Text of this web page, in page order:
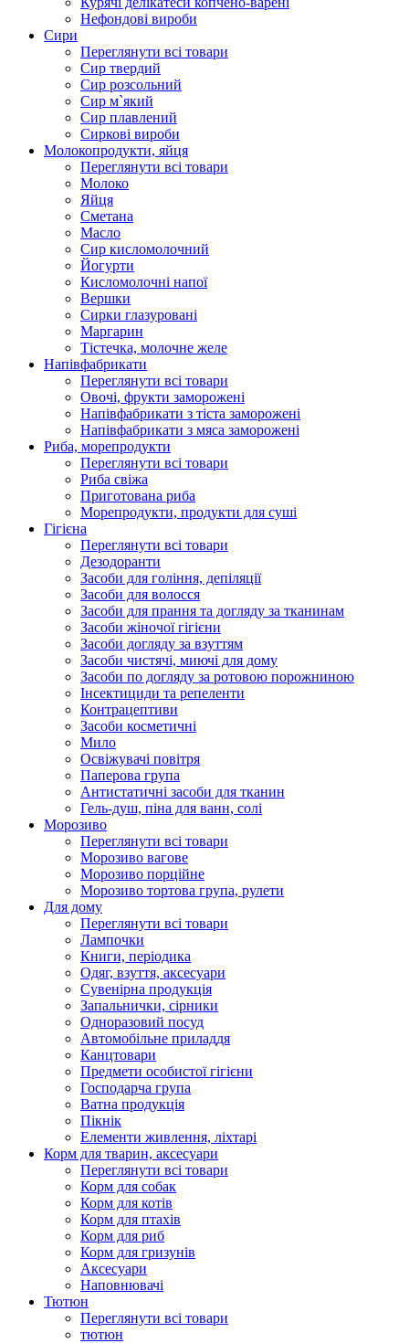
Нефондові вироби
Сири
Переглянути всі товари
Сир твердий
Сир розсольний
Сир м`який
Сир плавлений
Сиркові вироби
Молокопродукти, яйця
Переглянути всі товари
Молоко
Яйця
Сметана
Масло
Сир кисломолочний
Йогурти
Кисломолочні напої
Вершки
Сирки глазуровані
Маргарин
Тістечка, молочне желе
Напівфабрикати
Переглянути всі товари
Овочі, фрукти заморожені
Напівфабрикати з тіста заморожені
Напівфабрикати з мяса заморожені
Риба, морепродукти
Переглянути всі товари
Риба свіжа
Приготована риба
Морепродукти, продукти для суші
Гігієна
Переглянути всі товари
Дезодоранти
Засоби для гоління, депіляції
Засоби для волосся
Засоби для прання та догляду за тканинам
Засоби жіночої гігієни
Засоби догляду за взуттям
Засоби чистячі, миючі для дому
Засоби по догляду за ротовою порожниною
Інсектициди та репеленти
Контрацептиви
Засоби косметичні
Мило
Освіжувачі повітря
Паперова група
Антистатичні засоби для тканин
Гель-душ, піна для ванн, солі
Морозиво
Переглянути всі товари
Морозиво вагове
Морозиво порційне
Морозиво тортова група, рулети
Для дому
Переглянути всі товари
Лампочки
Книги, періодика
Одяг, взуття, аксесуари
Сувенірна продукція
Запальнички, сірники
Одноразовий посуд
Автомобільне приладдя
Канцтовари
Предмети особистої гігієни
Господарча група
Ватна продукція
Пікнік
Елементи живлення, ліхтарі
Корм для тварин, аксесуари
Переглянути всі товари
Корм для собак
Корм для котів
Корм для птахів
Корм для риб
Корм для гризунів
Аксесуари
Наповнювачі
Тютюн
Переглянути всі товари
тютюн